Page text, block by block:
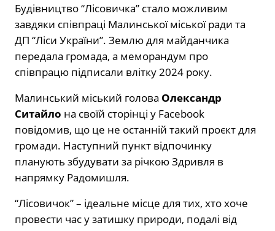
Будівництво “Лісовичка” стало можливим
завдяки співпраці Малинської міської ради та
ДП “Ліси України”. Землю для майданчика
передала громада, а меморандум про
співпрацю підписали влітку 2024 року.
Малинський міський голова Олександр
Ситайло на своїй сторінці у Facebook
повідомив, що це не останній такий проєкт для
громади. Наступний пункт відпочинку
планують збудувати за річкою Здривля в
напрямку Радомишля.
“Лісовичок” – ідеальне місце для тих, хто хоче
провести час у затишку природи, подалі від